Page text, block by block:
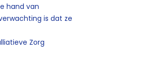
hand van
is dat ze
Zorg